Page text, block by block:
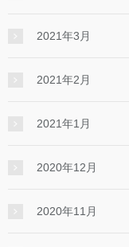
2021年3月
2021年2月
2021年1月
2020年12月
2020年11月